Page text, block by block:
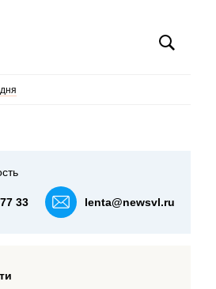
33 lenta@newsvl.ru